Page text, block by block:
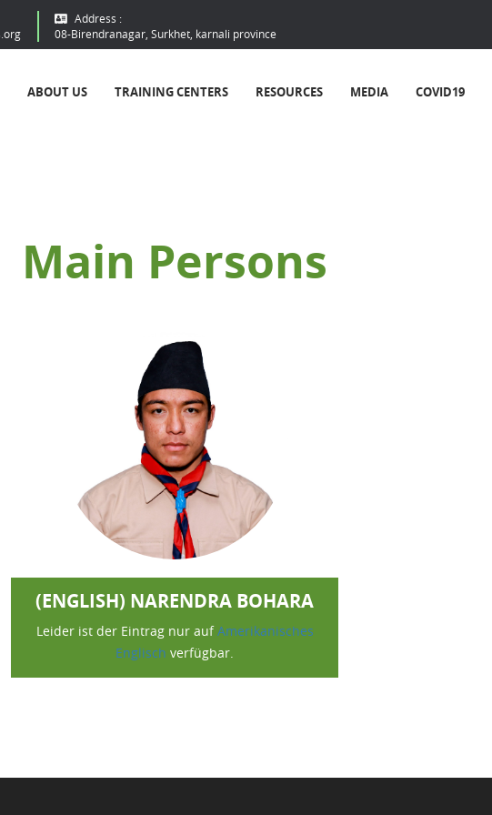
Address :
08-Birendranagar, Surkhet, karnali province
ABOUT US TRAINING CENTERS RESOURCES MEDIA COVID19
Main Persons
(ENGLISH) NARENDRA BOHARA
Leider ist der Eintrag nur aufAmerikanisches
Englisch verfügbar.